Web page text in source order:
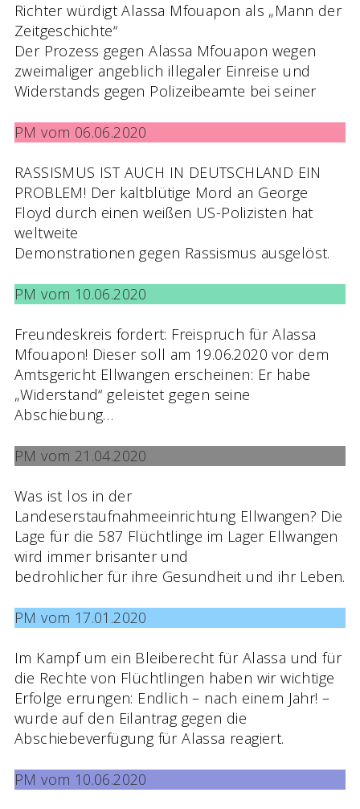
Richter würdigt Alassa Mfouapon als „Mann der
Zeitgeschichte“
Der Prozess gegen Alassa Mfouapon wegen
zweimaliger angeblich illegaler Einreise und
Widerstands gegen Polizeibeamte bei seiner
PM vom 06.06.2020
RASSISMUS IST AUCH IN DEUTSCHLAND EIN
PROBLEM! Der kaltblütige Mord an George
Floyd durch einen weißen US-Polizisten hat
weltweite
Demonstrationen gegen Rassismus ausgelöst.
PM vom 10.06.2020
Freundeskreis fordert: Freispruch für Alassa
Mfouapon! Dieser soll am 19.06.2020 vor dem
Amtsgericht Ellwangen erscheinen: Er habe
„Widerstand“ geleistet gegen seine
Abschiebung…
PM vom 21.04.2020
Was ist los in der
Landeserstaufnahmeeinrichtung Ellwangen? Die
Lage für die 587 Flüchtlinge im Lager Ellwangen
wird immer brisanter und
bedrohlicher für ihre Gesundheit und ihr Leben.
PM vom 17.01.2020
Im Kampf um ein Bleiberecht für Alassa und für
die Rechte von Flüchtlingen haben wir wichtige
Erfolge errungen: Endlich – nach einem Jahr! –
wurde auf den Eilantrag gegen die
Abschiebeverfügung für Alassa reagiert.
PM vom 10.06.2020